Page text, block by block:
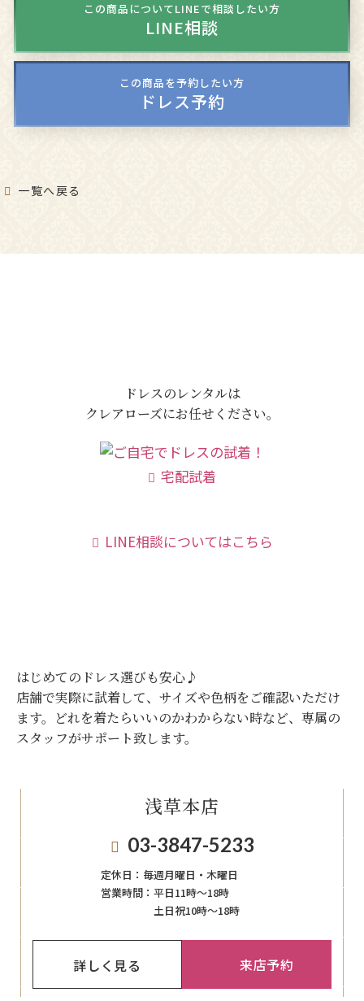
この商品についてLINEで相談したい方
LINE相談
この商品を予約したい方
ドレス予約
一覧へ戻る
ドレスのレンタルは
クレアローズにお任せください。
宅配試着
LINE相談についてはこちら
はじめてのドレス選びも安心♪
店舗で実際に試着して、サイズや色柄をご確認いただけ
ます。
どれを着たらいいのかわからない時など、専属の
スタッフがサポート致します。
浅草本店
03-3847-5233
定休日： 毎週月曜日・木曜日
営業時間： 平日11時～18時
土日祝10時～18時
詳しく見る 来店予約